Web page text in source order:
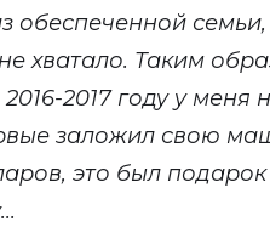
обеспеченной
хватало. Таким
2017 году у меня
заложил свою
это был подарок